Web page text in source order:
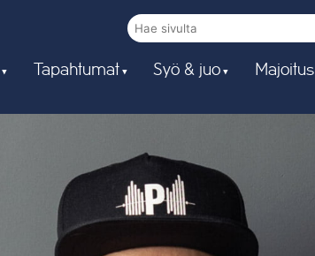
Tapahtumat Syö & juo Majoitus